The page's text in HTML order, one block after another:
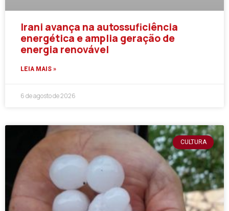
Irani avança na autossuficiência
energética e amplia geração de
energia renovável
LEIA MAIS »
6 de agosto de 2026
CULTURA